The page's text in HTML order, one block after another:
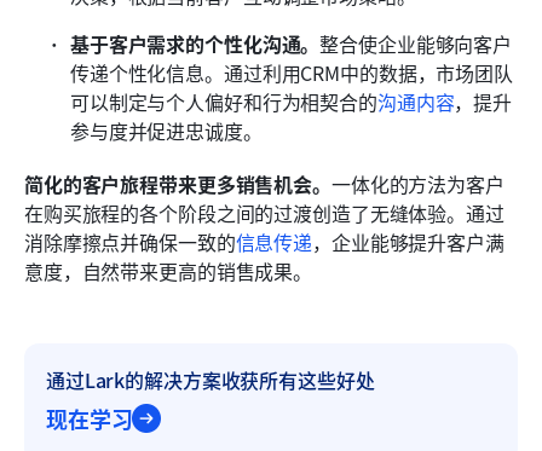
基于客户需求的个性化沟通。 整合使企业能够向客户
传递个性化信息。通过利用CRM中的数据，市场团队
可以制定与个人偏好和行为相契合的沟通内容，提升
参与度并促进忠诚度。
简化的客户旅程带来更多销售机会。 一体化的方法为客户
在购买旅程的各个阶段之间的过渡创造了无缝体验。通过
消除摩擦点并确保一致的信息传递，企业能够提升客户满
意度，自然带来更高的销售成果。
通过Lark的解决方案收获所有这些好处
现在学习